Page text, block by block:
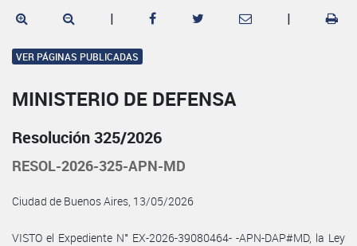
| |
VER PÁGINAS PUBLICADAS
MINISTERIO DE DEFENSA
Resolución 325/2026
RESOL-2026-325-APN-MD
Ciudad de Buenos Aires, 13/05/2026
VISTO el Expediente N° EX-2026-39080464- -APN-DAP#MD, la Ley